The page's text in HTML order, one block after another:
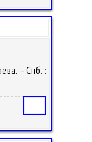
– Спб. :